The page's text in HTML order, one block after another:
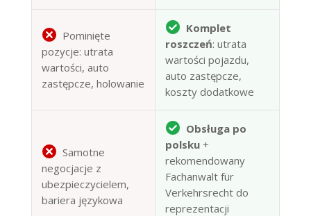
Pominięte
pozycje: utrata
wartości, auto
zastępcze, holowanie
Komplet
roszczeń: utrata
wartości pojazdu,
auto zastępcze,
koszty dodatkowe
Samotne
negocjacje z
ubezpieczycielem,
bariera językowa
Obsługa po
polsku+
rekomendowany
Fachanwalt für
Verkehrsrecht do
reprezentacji